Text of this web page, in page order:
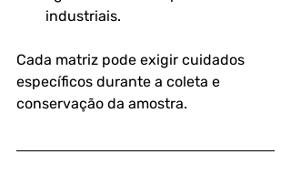
industriais.
Cada matriz pode exigir cuidados
específicos durante a coleta e
conservação da amostra.